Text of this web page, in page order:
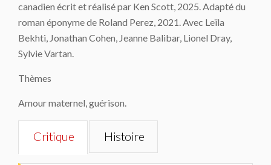
canadien écrit et réalisé par Ken Scott, 2025. Adapté du
roman éponyme de Roland Perez, 2021. Avec Leïla
Bekhti, Jonathan Cohen, Jeanne Balibar, Lionel Dray,
Sylvie Vartan.
Thèmes
Amour maternel, guérison.
Critique Histoire